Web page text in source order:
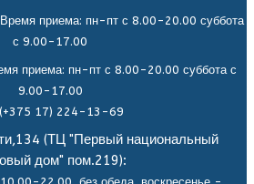
Время приема: пн-пт с 8.00-20.00 суббота
с 9.00-17.00
приема: пн-пт с 8.00-20.00 суббота с
9.00-17.00
17) 224-13-69
(ТЦ "Первый национальный
дом" пом.219):